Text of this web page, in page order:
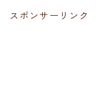
スポンサーリンク